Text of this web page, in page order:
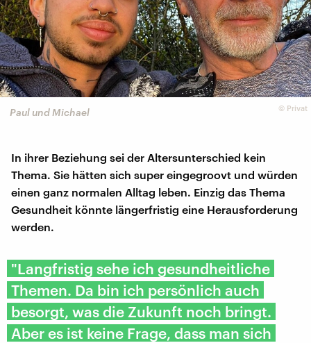
© Privat
Paul und Michael
In ihrer Beziehung sei der Altersunterschied kein
Thema. Sie hätten sich super eingegroovt und würden
einen ganz normalen Alltag leben. Einzig das Thema
Gesundheit könnte längerfristig eine Herausforderung
werden.
"Langfristig sehe ich gesundheitliche
Themen. Da bin ich persönlich auch
besorgt, was die Zukunft noch bringt.
Aber es ist keine Frage, dass man sich